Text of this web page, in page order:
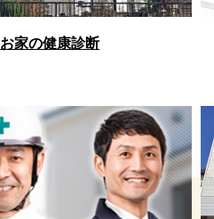
お家の健康診断